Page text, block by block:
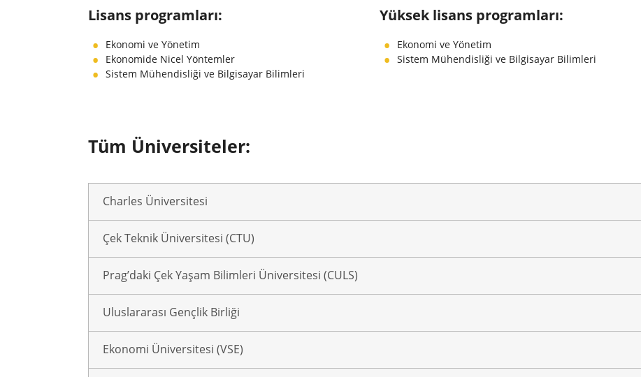
Lisans programları:
Ekonomi ve Yönetim
Ekonomide Nicel Yöntemler
Sistem Mühendisliği ve Bilgisayar Bilimleri
Yüksek lisans programları:
Ekonomi ve Yönetim
Sistem Mühendisliği ve Bilgisayar Bilimleri
Tüm Üniversiteler:
Charles Üniversitesi
Çek Teknik Üniversitesi (CTU)
Prag’daki Çek Yaşam Bilimleri Üniversitesi (CULS)
Uluslararası Gençlik Birliği
Ekonomi Üniversitesi (VSE)